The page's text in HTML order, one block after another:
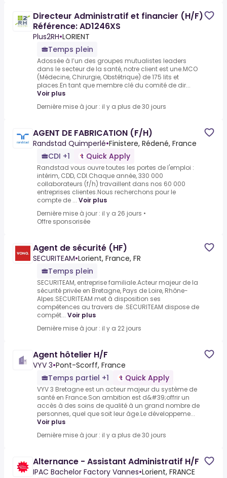
Directeur Administratif et financier (H/F)
Référence: AD1246XS
Plus2RH•LORIENT
Temps plein
Adossée à l’un des groupes mutualistes leaders
dans le secteur de la santé, notre client est une.MCO
(Médecine, Chirurgie, Obstétrique) de 175 lits et
places.En tant que membre clé du comité de dir...
Voir plus
Dernière mise à jour : il y a plus de 30 jours
AGENT DE FABRICATION (F/H)
Randstad Quimperlé•Finistere, Rédené, France
CDI +1
Quick Apply
Randstad vous ouvre toutes les portes de l'emploi :
intérim, CDD, CDI.Chaque année, 330 000
collaborateurs (f/h) travaillent dans nos 60 000
entreprises clientes.Nous recherchons pour le
compte de ... Voir plus
Dernière mise à jour : il y a 26 jours •
Offre sponsorisée
Agent de sécurité (HF)
SECURITEAM•Lorient, France, FR
Temps plein
SECURITEAM, entreprise familiale.Acteur majeur de la
sécurité privée en Bretagne, Pays de Loire, Rhône-
Alpes.SECURITEAM met à disposition ses
compétences au travers de .SECURITEAM dispose de
compét... Voir plus
Dernière mise à jour : il y a 22 jours
Agent hôtelier H/F
VYV 3•Pont-Scorff, France
Temps partiel +1
Quick Apply
VYV 3 Bretagne est un acteur majeur du système de
santé en France.Son ambition est d&#39;offrir un
accès à des soins de qualité à un grand nombre de
personnes, quel que soit leur âge.Le développeme...
Voir plus
Dernière mise à jour : il y a plus de 30 jours
Alternance - Assistant Administratif H/F
IPAC Bachelor Factory Vannes•Lorient, FRANCE